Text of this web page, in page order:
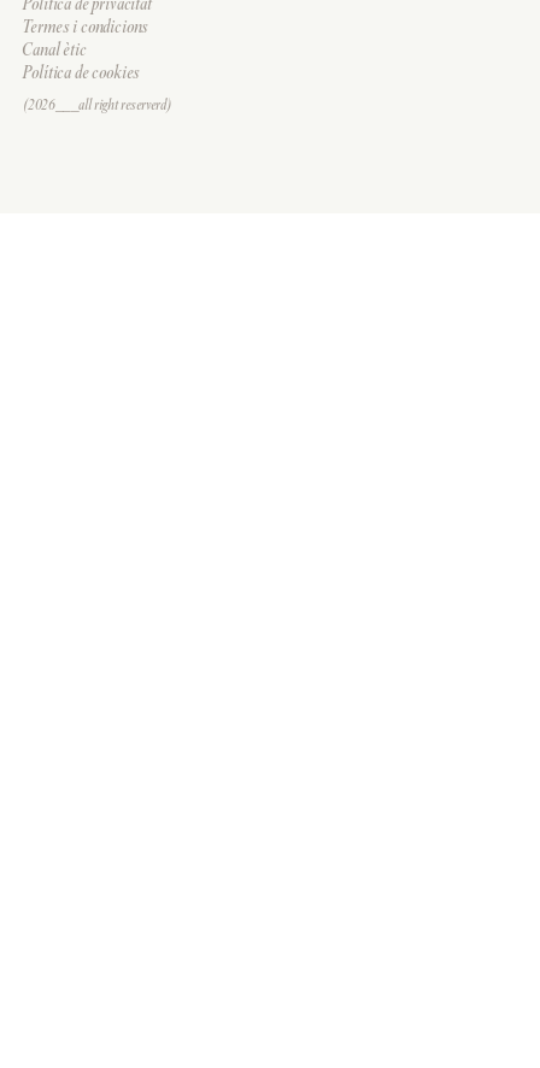
Política de privacitat
Termes i condicions
Canal ètic
Política de cookies
(2026___all right reserverd)